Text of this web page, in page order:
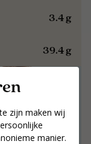
zijn maken wij
manier.
3.4 g
39.4 g